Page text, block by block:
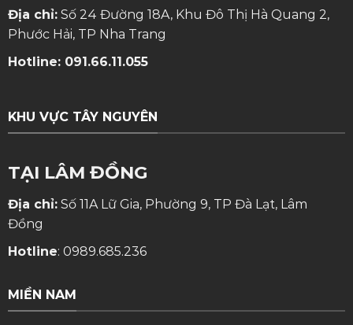
Địa chỉ:Số 24 Đường 18A, Khu Đô Thị Hà Quang 2,
Phước Hải, TP Nha Trang
Hotline: 091.66.11.055
KHU VỰC TÂY NGUYÊN
TẠI LÂM ĐỒNG
Địa chỉ:Số 11A Lữ Gia, Phường 9, TP Đà Lạt, Lâm
Đồng
Hotline: 0989.685.236
MIỀN NAM